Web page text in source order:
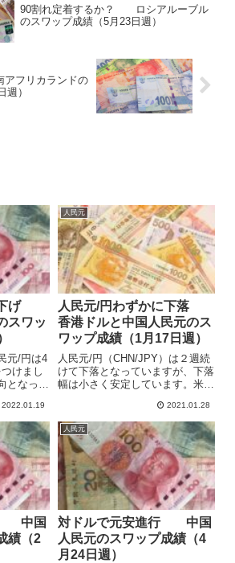
90割れ定着するか？ ロシアルーブル
のスワップ成績（5月23日週）
フリカランドの
週）
げ
ワッ
元/円は4
けまし
となって
まで
おして円
、金曜日
人民元
人民元/円わずかに下落
香港ドルと中国人民元のス
ワップ成績（1月17日週）
人民元/円（CHN/JPY）は２週続
けて下落となっていますが、下落
幅は小さく安定しています。米ド
もほぼ変化なしでした。運用開始
以来の損益の合計は年末と比較し
て-3,272円の+83,435円となりま
した。...
2021.01.28
中国
績（2
人民元
対ドルで元安進行 中国
人民元のスワップ成績（4
月24日週）